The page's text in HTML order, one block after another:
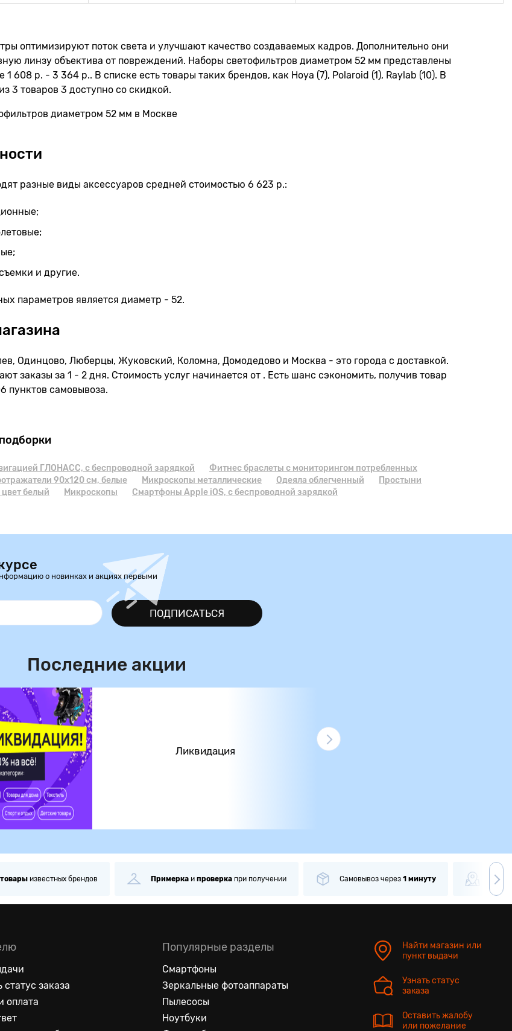
оптимизируют поток света и улучшают качество создаваемых кадров. Дополнительно они
линзу объектива от повреждений. Наборы светофильтров диаметром 52 мм представлены
1 608 р. - 3 364 р.. В списке есть товары таких брендов, как Hoya (7), Polaroid (1), Raylab (10). В
3 товаров 3 доступно со скидкой.
разные виды аксессуаров средней стоимостью 6 623 р.:
и другие.
параметров является диаметр - 52.
Одинцово, Люберцы, Жуковский, Коломна, Домодедово и Москва - это города с доставкой.
заказы за 1 - 2 дня. Стоимость услуг начинается от . Есть шанс сэкономить, получив товар
пунктов самовывоза.
ГЛОНАСС, с беспроводной зарядкой
Фитнес браслеты с мониторингом потребленных
90х120 см, белые Микроскопы металлические Одеяла облегченный
Простыни
белый
Микроскопы Смартфоны Apple iOS, с беспроводной зарядкой
о новинках и акциях первыми
ПОДПИСАТЬСЯ
Последние акции
Ликвидация
товары известных брендов Примерка и проверка при получении Самовывоз через 1 минуту Более
статус заказа
оплата
Популярные разделы
Смартфоны
Зеркальные фотоаппараты
Пылесосы
Ноутбуки
Найти магазин или
пункт выдачи
Узнать статус
заказа
Оставить жалобу
или пожелание